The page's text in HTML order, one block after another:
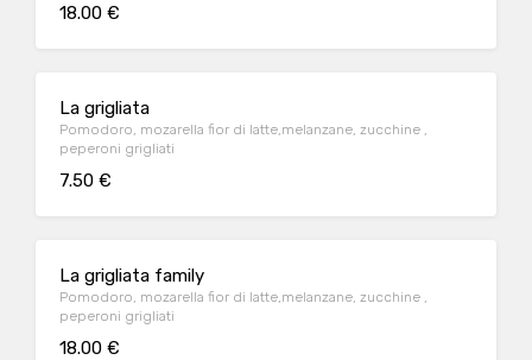
18.00 €
La grigliata
Pomodoro, mozarella fior di latte,melanzane, zucchine ,
peperoni grigliati
7.50 €
La grigliata family
Pomodoro, mozarella fior di latte,melanzane, zucchine ,
peperoni grigliati
18.00 €